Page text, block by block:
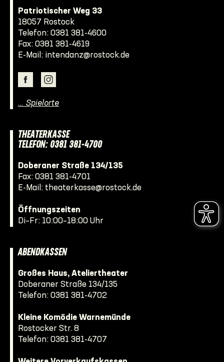
Patriotischer Weg 33
18057 Rostock
Telefon: 0381 381-4600
Fax: 0381 381-4619
E-Mail: intendanz@rostock.de
… Spielorte
THEATERKASSE
TELEFON: 0381 381-4700
Doberaner Straße 134/135
Fax: 0381 381-4701
E-Mail: theaterkasse@rostock.de
Öffnungszeiten
Di–Fr: 10:00–18:00 Uhr
ABENDKASSEN
Großes Haus, Ateliertheater
Doberaner Straße 134/135
Telefon: 0381 381-4702
Kleine Komödie Warnemünde
Rostocker Str. 8
Telefon: 0381 381-4707